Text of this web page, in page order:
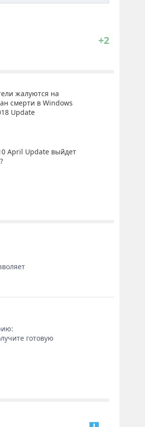
+2
жалуются на
смерти в Windows
Update
April Update выйдет
готовую